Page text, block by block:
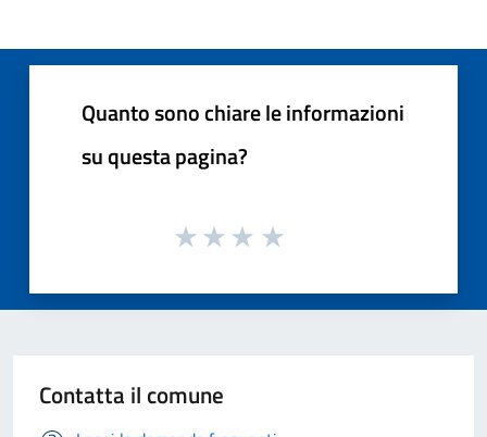
Quanto sono chiare le informazioni
su questa pagina?
Contatta il comune